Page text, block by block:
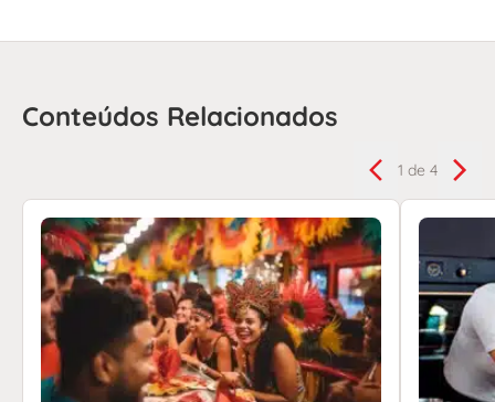
Conteúdos Relacionados
1 de 4